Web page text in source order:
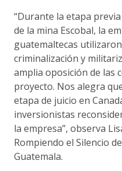
“Durante la etapa
de la mina Escobal, la
guatemaltecas
criminalización y
amplia oposición de las
proyecto. Nos alegra
etapa de juicio en
inversionistas
la empresa”, observa
Rompiendo el Silencio
Guatemala.